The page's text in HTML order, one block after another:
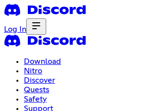
Log In
Download
Nitro
Discover
Quests
Safety
Support